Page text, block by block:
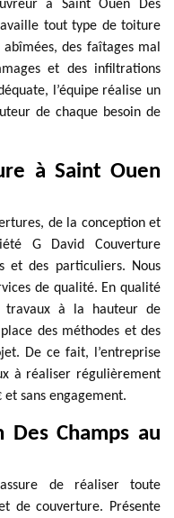
à Saint Ouen Des
tout type de toiture
des faîtages mal
et des infiltrations
l’équipe réalise un
de chaque besoin de
à Saint Ouen
de la conception et
G David Couverture
et des particuliers. Nous
de qualité. En qualité
travaux à la hauteur de
des méthodes et des
De ce fait, l’entreprise
à réaliser régulièrement
sans engagement.
Des Champs au
de réaliser toute
de couverture. Présente